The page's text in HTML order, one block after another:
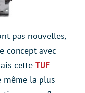
pas nouvelles,
concept avec
cette TUF
même la plus